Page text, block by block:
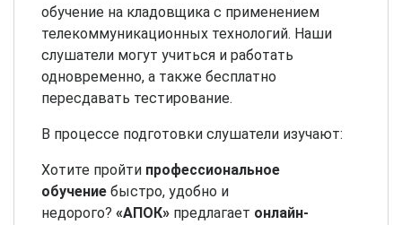
обучение на кладовщика с применением
телекоммуникационных технологий. Наши
слушатели могут учиться и работать
одновременно, а также бесплатно
пересдавать тестирование.
В процессе подготовки слушатели изучают:
Хотите пройти профессиональное
обучение быстро, удобно и
недорого? «АПОК» предлагает онлайн-